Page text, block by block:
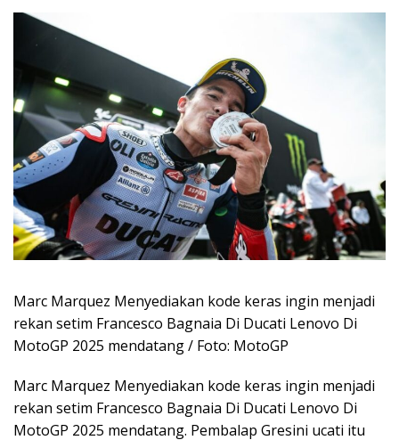
Marc Marquez Menyediakan kode keras ingin menjadi
rekan setim Francesco Bagnaia Di Ducati Lenovo Di
MotoGP 2025 mendatang / Foto: MotoGP
Marc Marquez Menyediakan kode keras ingin menjadi
rekan setim Francesco Bagnaia Di Ducati Lenovo Di
MotoGP 2025 mendatang. Pembalap Gresini ucati itu